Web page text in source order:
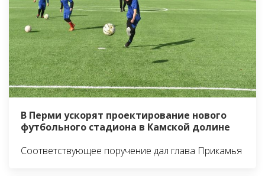
В Перми ускорят проектирование нового
футбольного стадиона в Камской долине
Соответствующее поручение дал глава Прикамья